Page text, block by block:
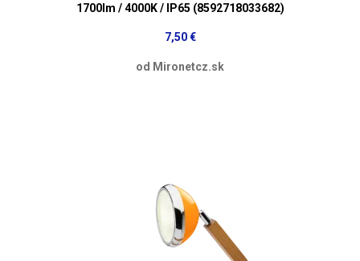
1700lm / 4000K / IP65 (8592718033682)
7,50 €
od Mironetcz.sk